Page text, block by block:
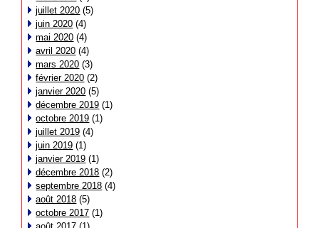
juillet 2020 (5)
juin 2020 (4)
mai 2020 (4)
avril 2020 (4)
mars 2020 (3)
février 2020 (2)
janvier 2020 (5)
décembre 2019 (1)
octobre 2019 (1)
juillet 2019 (4)
juin 2019 (1)
janvier 2019 (1)
décembre 2018 (2)
septembre 2018 (4)
août 2018 (5)
octobre 2017 (1)